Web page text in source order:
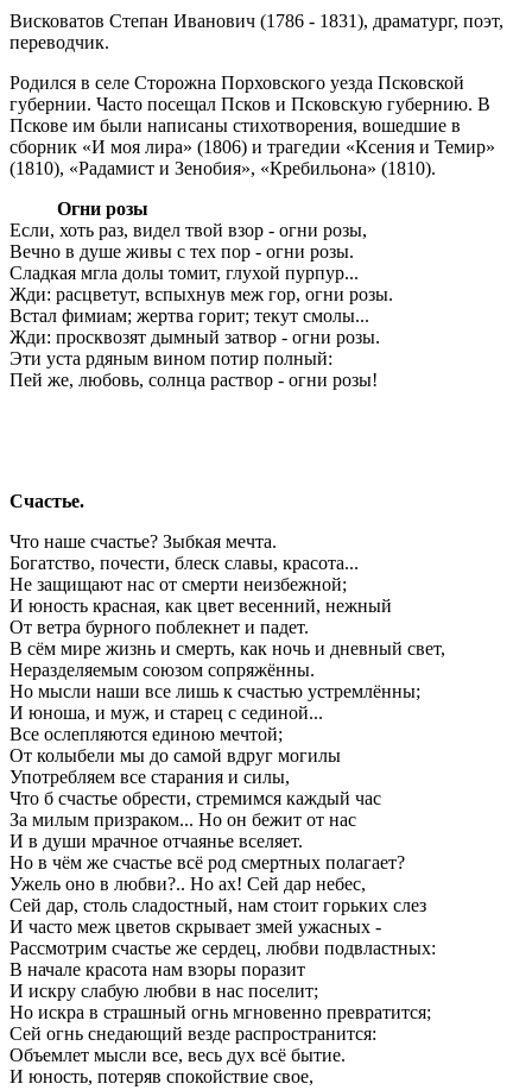
Висковатов Степан Иванович (1786 - 1831), драматург, поэт,
переводчик.
Родился в селе Сторожна Порховского уезда Псковской
губернии. Часто посещал Псков и Псковскую губернию. В
Пскове им были написаны стихотворения, вошедшие в
сборник «И моя лира» (1806) и трагедии «Ксения и Темир»
(1810), «Радамист и Зенобия», «Кребильона» (1810).
Огни розы
Если, хоть раз, видел твой взор - огни розы,
Вечно в душе живы с тех пор - огни розы.
Сладкая мгла долы томит, глухой пурпур...
Жди: расцветут, вспыхнув меж гор, огни розы.
Встал фимиам; жертва горит; текут смолы...
Жди: просквозят дымный затвор - огни розы.
Эти уста рдяным вином потир полный:
Пей же, любовь, солнца раствор - огни розы!
Счастье.
Что наше счастье? Зыбкая мечта.
Богатство, почести, блеск славы, красота...
Не защищают нас от смерти неизбежной;
И юность красная, как цвет весенний, нежный
От ветра бурного поблекнет и падет.
В сём мире жизнь и смерть, как ночь и дневный свет,
Неразделяемым союзом сопряжённы.
Но мысли наши все лишь к счастью устремлённы;
И юноша, и муж, и старец с сединой...
Все ослепляются единою мечтой;
От колыбели мы до самой вдруг могилы
Употребляем все старания и силы,
Что б счастье обрести, стремимся каждый час
За милым призраком... Но он бежит от нас
И в души мрачное отчаянье вселяет.
Но в чём же счастье всё род смертных полагает?
Ужель оно в любви?.. Но ах! Сей дар небес,
Сей дар, столь сладостный, нам стоит горьких слез
И часто меж цветов скрывает змей ужасных -
Рассмотрим счастье же сердец, любви подвластных:
В начале красота нам взоры поразит
И искру слабую любви в нас поселит;
Но искра в страшный огнь мгновенно превратится;
Сей огнь снедающий везде распространится:
Объемлет мысли все, весь дух всё бытие.
И юность, потеряв спокойствие свое,